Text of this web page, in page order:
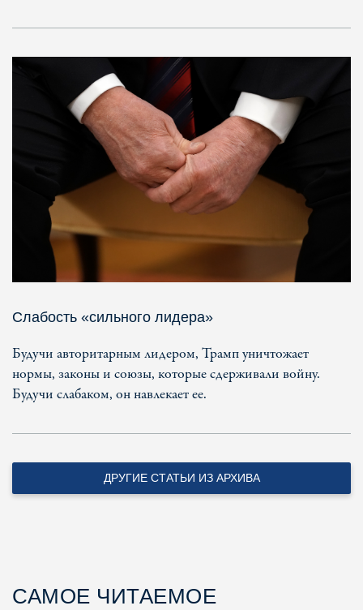
Слабость «сильного лидера»
Будучи авторитарным лидером, Трамп уничтожает
нормы, законы и союзы, которые сдерживали войну.
Будучи слабаком, он навлекает ее.
ДРУГИЕ СТАТЬИ ИЗ АРХИВА
САМОЕ ЧИТАЕМОЕ